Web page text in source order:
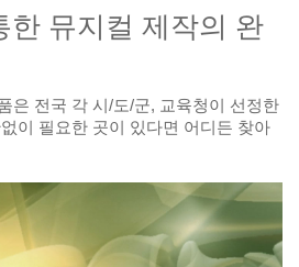
한 뮤지컬 제작의 완
은 전국 각 시/도/군, 교육청이 선정한
이 필요한 곳이 있다면 어디든 찾아